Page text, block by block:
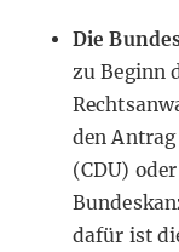
Die
zu Beginn
den
(CDU)
dafür ist